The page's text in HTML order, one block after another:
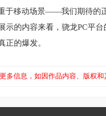
于移动场景——我们期待的
的内容来看，骁龙PC平
正的爆发。
多信息，如因作品内容、版权和